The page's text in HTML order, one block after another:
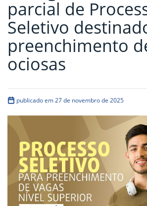
parcial de
Seletivo
preenchimento
ociosas
publicado em 27 de novembro de 2025